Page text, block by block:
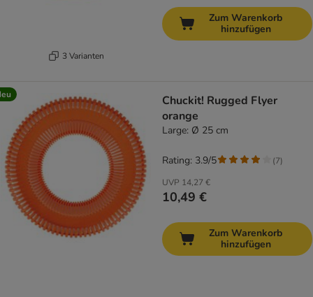
3 Varianten
Zum Warenkorb
hinzufügen
Chuckit! Rugged Flyer
orange
Large: Ø 25 cm
UVP 14,27 €
10,49 €
Rating: 3.9/5 (7)
Zum Warenkorb
hinzufügen